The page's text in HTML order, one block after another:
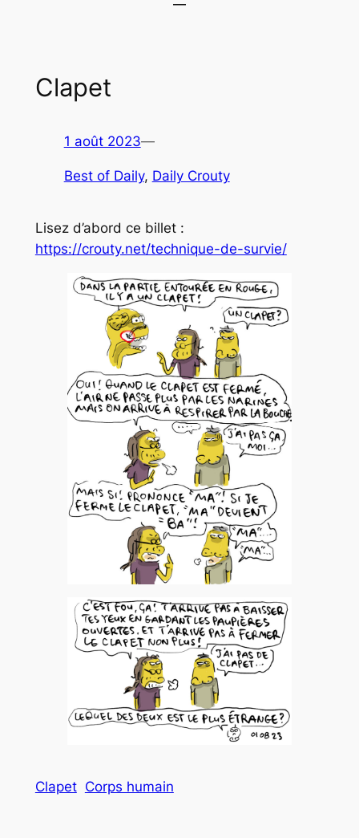
Clapet
1 août 2023—
Best of Daily, Daily Crouty
Lisez d’abord ce billet :
https://crouty.net/technique-de-survie/
Clapet Corps humain